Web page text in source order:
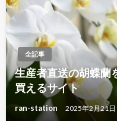
全記事
生産者直送の胡蝶蘭
買えるサイト
ran-station 2025年2月21日